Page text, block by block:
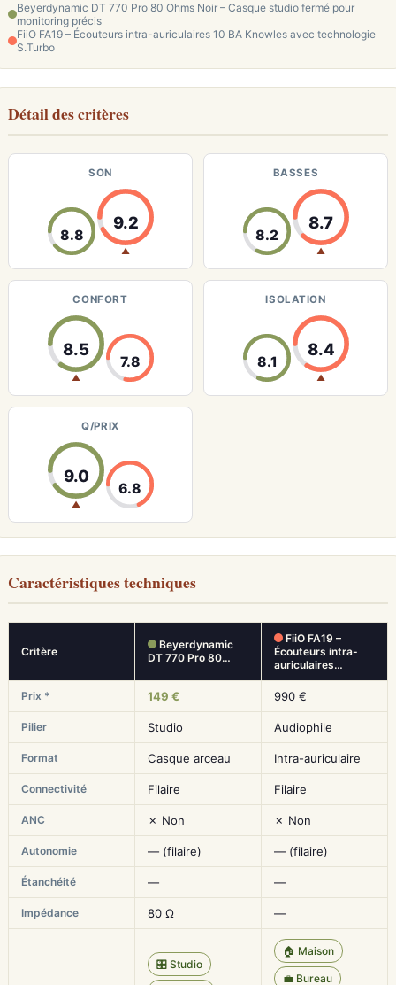
Beyerdynamic DT 770 Pro 80 Ohms Noir – Casque studio fermé pour
monitoring précis
FiiO FA19 – Écouteurs intra-auriculaires 10 BA Knowles avec technologie
S.Turbo
Détail des critères
SON
8.8
9.2
▲
BASSES
8.2
8.7
▲
CONFORT
8.5
▲
7.8
ISOLATION
8.1
8.4
▲
Q/PRIX
9.0
▲
6.8
Caractéristiques techniques
Critère
Beyerdynamic
DT 770 Pro 80…
FiiO FA19 –
Écouteurs intra-
auriculaires…
Prix * 149 € 990 €
Pilier Studio Audiophile
Format Casque arceau Intra-auriculaire
Connectivité Filaire Filaire
ANC ✗ Non ✗ Non
Autonomie — (filaire) — (filaire)
Étanchéité — —
Impédance 80 Ω —
🎛️ Studio
🏠 Maison
💼 Bureau